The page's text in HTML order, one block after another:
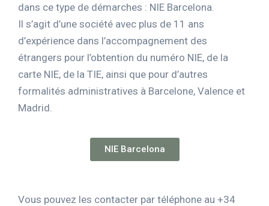
dans ce type de démarches : NIE Barcelona.
Il s’agit d’une société avec plus de 11 ans
d’expérience dans l’accompagnement des
étrangers pour l’obtention du numéro NIE, de la
carte NIE, de la TIE, ainsi que pour d’autres
formalités administratives à Barcelone, Valence et
Madrid.
NIE Barcelona
Vous pouvez les contacter par téléphone au +34